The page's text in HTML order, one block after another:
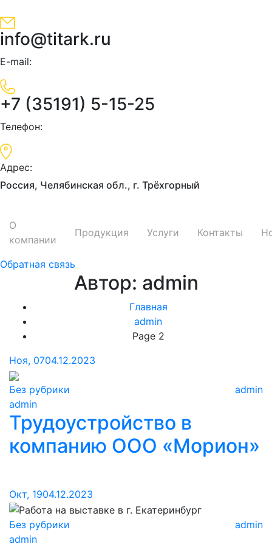
to
content
info@titark.ru
E-mail:
+7 (35191) 5-15-25
Телефон:
Адрес:
Россия, Челябинская обл., г. Трёхгорный
О
компании
Продукция Услуги Контакты
Обратная связь
Автор: admin
Главная
admin
Page 2
Ноя, 0704.12.2023
Без рубрики
admin
admin
Трудоустройство в
компанию ООО «Морион»
Окт, 1904.12.2023
Без рубрики
admin
admin